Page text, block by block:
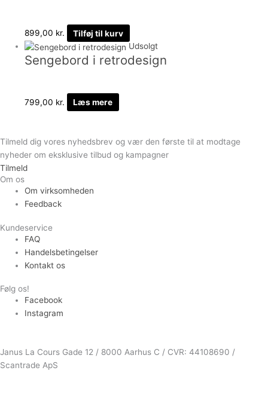
899,00 kr.
Tilføj til kurv
Udsolgt
Sengebord i retrodesign
799,00 kr. Læs mere
Tilmeld dig vores nyhedsbrev og vær den første til at modtage
nyheder om eksklusive tilbud og kampagner
Tilmeld
Om os
Om virksomheden
Feedback
Kundeservice
FAQ
Handelsbetingelser
Kontakt os
Følg os!
Facebook
Instagram
Janus La Cours Gade 12 / 8000 Aarhus C / CVR: 44108690 /
Scantrade ApS